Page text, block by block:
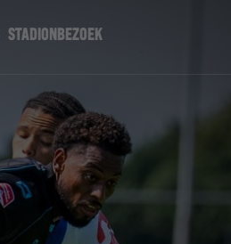
STADIONBEZOEK